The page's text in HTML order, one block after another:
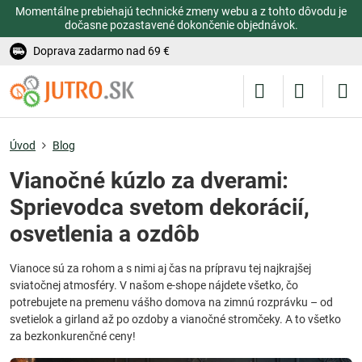
Momentálne prebiehajú technické zmeny webu a z tohto dôvodu je
dočasne pozastavené dokončenie objednávok.
Doprava zadarmo nad 69 €
Úvod Blog
Vianočné kúzlo za dverami:
Sprievodca svetom dekorácií,
osvetlenia a ozdôb
Vianoce sú za rohom a s nimi aj čas na prípravu tej najkrajšej
sviatočnej atmosféry. V našom e-shope nájdete všetko, čo
potrebujete na premenu vášho domova na zimnú rozprávku – od
svetielok a girland až po ozdoby a vianočné stromčeky. A to všetko
za bezkonkurenčné ceny!